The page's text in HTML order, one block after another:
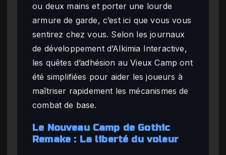
ou deux mains et porter une lourde
armure de garde, c’est ici que vous vous
sentirez chez vous. Selon les journaux
de développement d’Alkimia Interactive,
les quêtes d’adhésion au Vieux Camp ont
été simplifiées pour aider les joueurs à
maîtriser rapidement les mécanismes de
combat de base.
Le Nouveau Camp de Gothic
Remake : La liberté du voleur